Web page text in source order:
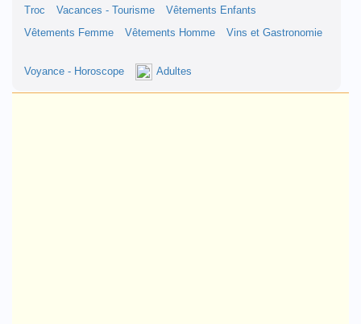
Troc
Vacances - Tourisme
Vêtements Enfants
Vêtements Femme
Vêtements Homme Vins et Gastronomie
Voyance - Horoscope Adultes